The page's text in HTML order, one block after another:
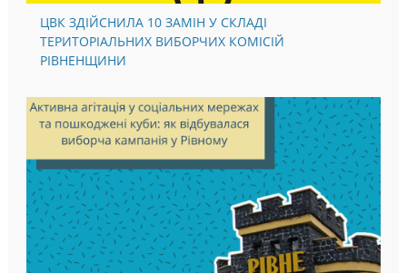
ЦВК ЗДІЙСНИЛА 10 ЗАМІН У СКЛАДІ
ТЕРИТОРІАЛЬНИХ ВИБОРЧИХ КОМІСІЙ
РІВНЕНЩИНИ